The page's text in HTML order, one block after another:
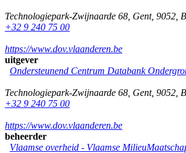
Technologiepark-Zwijnaarde 68 Gent, 9052
+32 9 240 75 00
https://www.dov.vlaanderen.be
uitgever
Ondersteunend Centrum Databank
Technologiepark-Zwijnaarde 68 Gent, 9052
+32 9 240 75 00
https://www.dov.vlaanderen.be
beheerder
Vlaamse overheid - Vlaamse